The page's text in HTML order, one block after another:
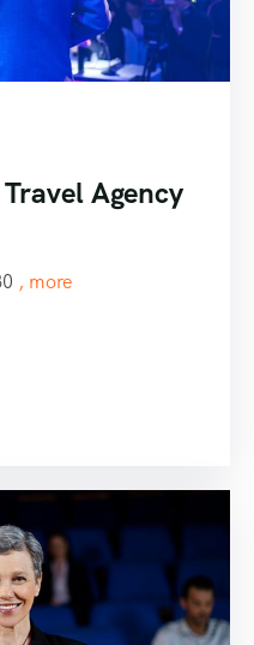
Agency
, more